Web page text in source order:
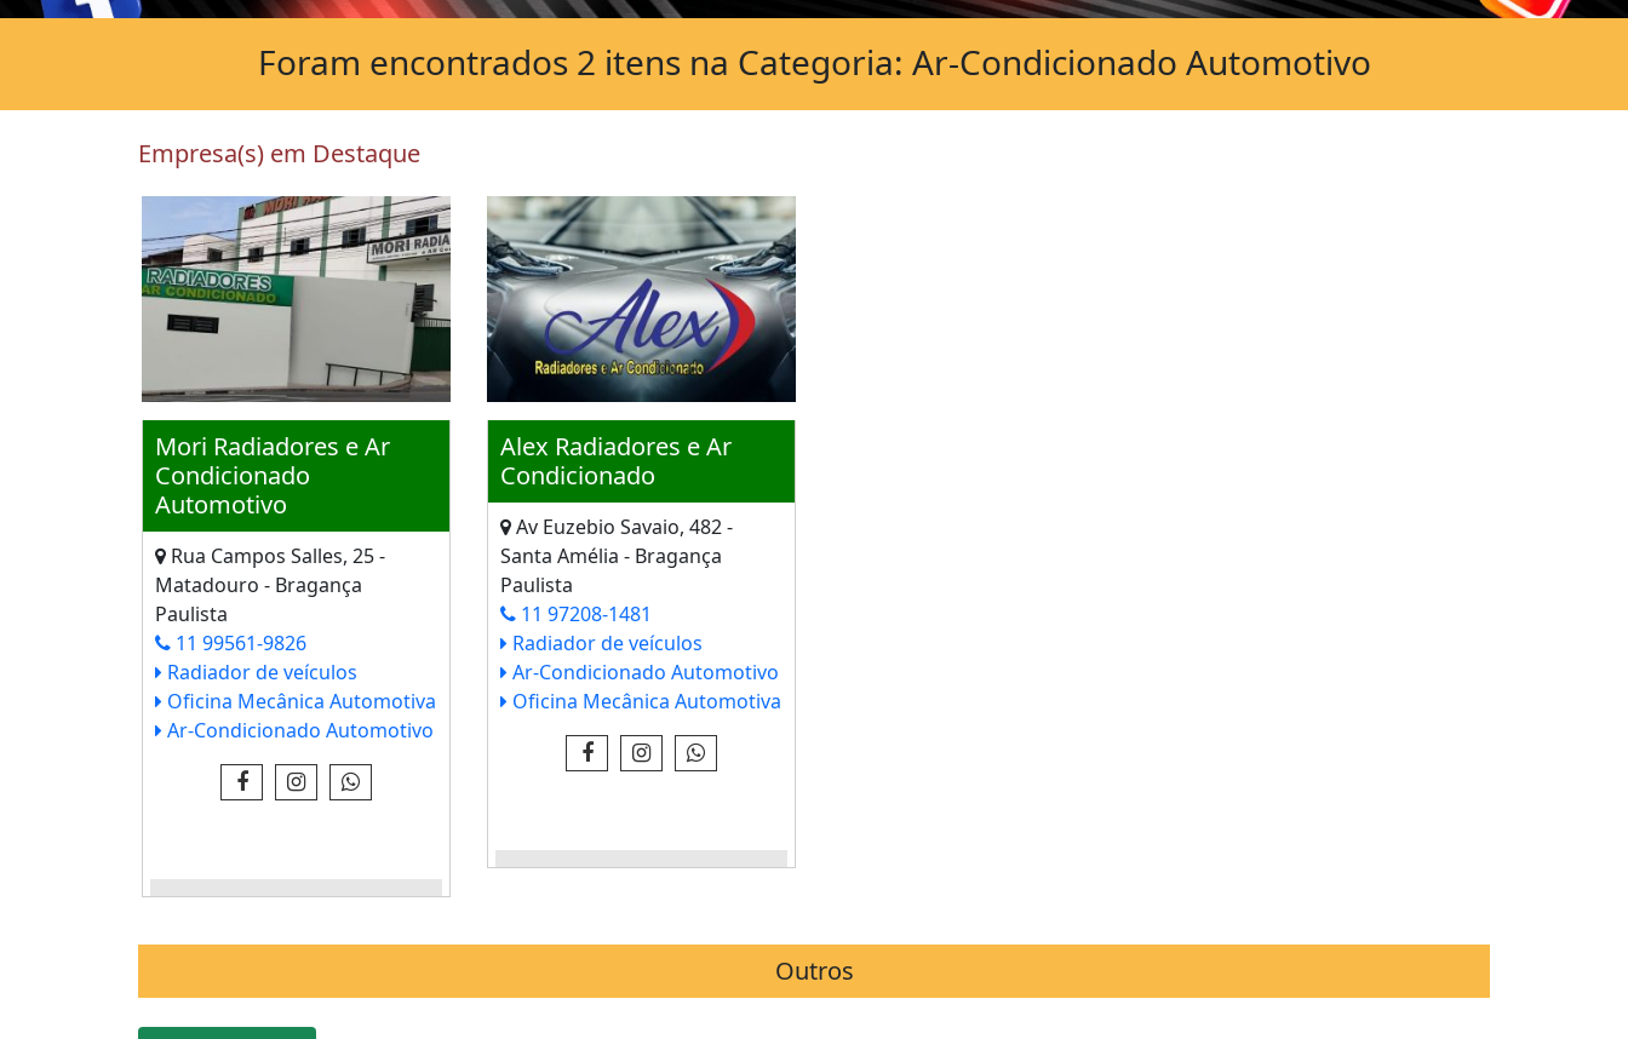
Empresa(s) em Destaque
Mori Radiadores e Ar
Condicionado
Automotivo
Rua Campos Salles, 25 -
Matadouro - Bragança
Paulista
11 99561-9826
Radiador de veículos
Oficina Mecânica Automotiva
Ar-Condicionado Automotivo
VEJA IMAGENS E INFO - CLICK
Alex Radiadores e Ar
Condicionado
Av Euzebio Savaio, 482 -
Santa Amélia - Bragança
Paulista
11 97208-1481
Radiador de veículos
Ar-Condicionado Automotivo
Oficina Mecânica Automotiva
VEJA IMAGENS E INFO - CLICK
Outros
Foram encontrados 2 itens na Categoria: Ar-Condicionado Automotivo